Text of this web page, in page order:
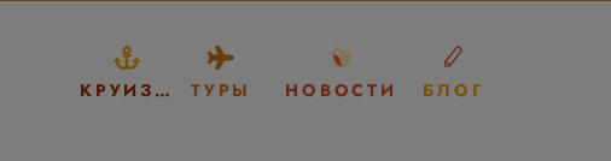
КРУИЗЫ ТУРЫ НОВОСТИ БЛОГ